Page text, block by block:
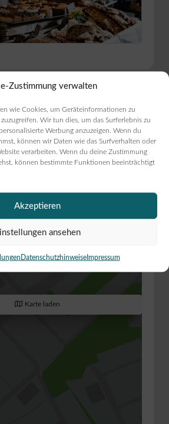
Zustimmung verwalten
wie Cookies, um Geräteinformationen zu
Wir tun dies, um das Surferlebnis zu
Werbung anzuzeigen. Wenn du
können wir Daten wie das Surfverhalten oder
verarbeiten. Wenn du deine Zustimmung
können bestimmte Funktionen beeinträchtigt
Akzeptieren
ansehen
DatenschutzhinweiseImpressum
Straße 7,23738
Holstein )
Karte laden